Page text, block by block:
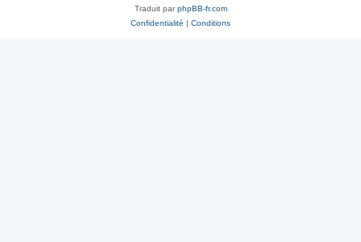
Traduit parphpBB-fr.com
Confidentialité
Conditions